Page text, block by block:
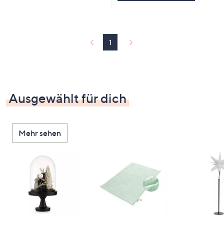
1
Ausgewählt für dich
Mehr sehen